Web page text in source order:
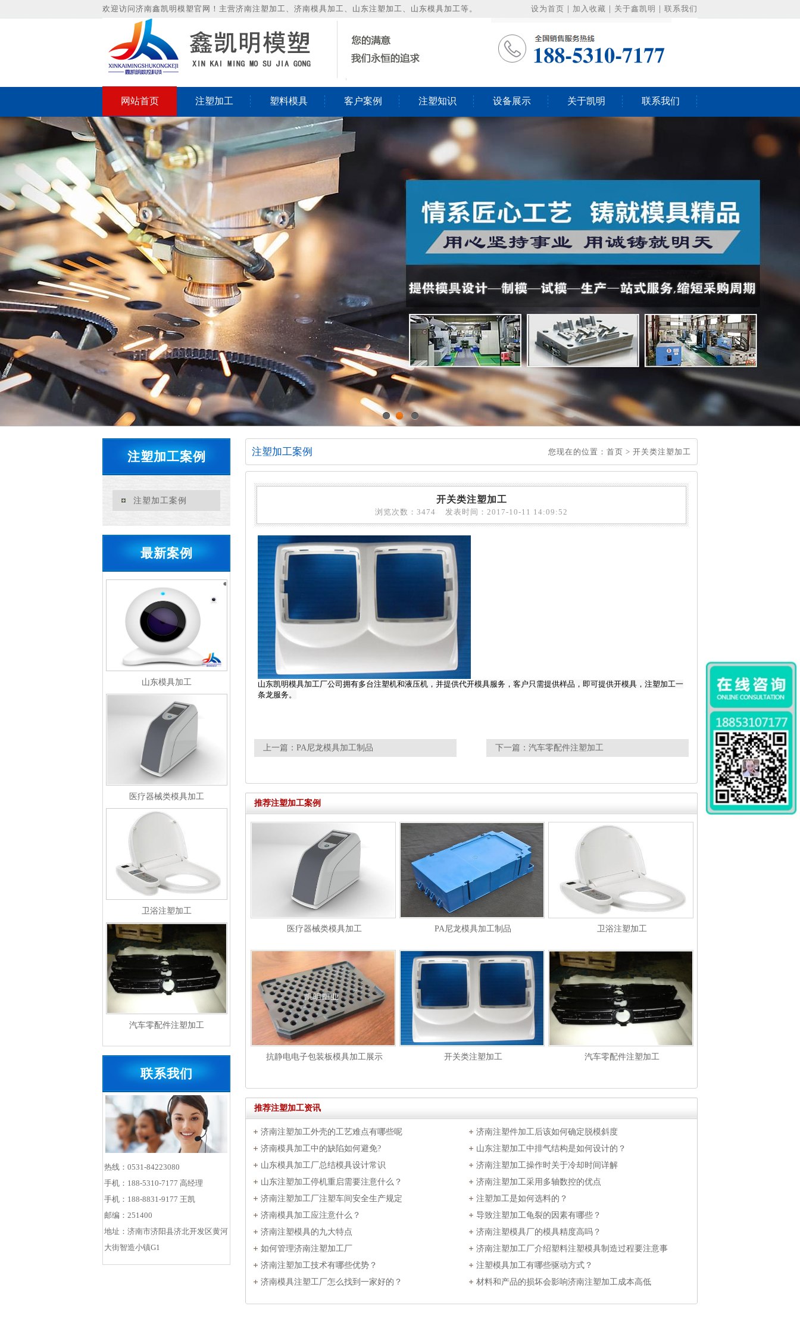
设为首页 加入收藏 关于鑫凯明 联系我们
欢迎访问济南鑫凯明模塑官网！主营济南注塑加工、济南模具加工、山东注塑加工、山东模具加工等。
网站首页 注塑加工 塑料模具 客户案例 注塑知识 设备展示 关于凯明 联系我们
1 2
注塑加工案例
注塑加工案例
最新案例
山东模具加工
医疗器械类模具加工
卫浴注塑加工
汽车零配件注塑加工
联系我们
热线：0531-84223080
手机：188-5310-7177 高经理
手机：188-8831-9177 王凯
邮编：251400
地址：济南市济阳县济北开发区黄河
大街智造小镇G1
您现在的位置： 首页 > 开关类注塑加工
注塑加工案例
开关类注塑加工
浏览次数：3474 发表时间：2017-10-11 14:09:52
山东凯明模具加工厂公司拥有多台注塑机和液压机，并提供代开模具服务，客户只需提供样品，即可提供开模具，注塑加工一
条龙服务。
上一篇： PA尼龙模具加工制品 下一篇： 汽车零配件注塑加工
推荐注塑加工案例
医疗器械类模具加工 PA尼龙模具加工制品 卫浴注塑加工
抗静电电子包装板模具加工展示 开关类注塑加工 汽车零配件注塑加工
推荐注塑加工资讯
济南注塑加工外壳的工艺难点有哪些呢
济南注塑件加工后该如何确定脱模斜度
济南模具加工中的缺陷如何避免?
山东注塑加工中排气结构是如何设计的？
山东模具加工厂总结模具设计常识
济南注塑加工操作时关于冷却时间详解
山东注塑加工停机重启需要注意什么？
济南注塑加工采用多轴数控的优点
济南注塑加工厂注塑车间安全生产规定
注塑加工是如何选料的？
济南模具加工应注意什么？
导致注塑加工龟裂的因素有哪些？
济南注塑模具的九大特点
济南注塑模具厂的模具精度高吗？
如何管理济南注塑加工厂
济南注塑加工厂介绍塑料注塑模具制造过程要注意事
项
济南注塑加工技术有哪些优势？
注塑模具加工有哪些驱动方式？
济南模具注塑工厂怎么找到一家好的？
材料和产品的损坏会影响济南注塑加工成本高低